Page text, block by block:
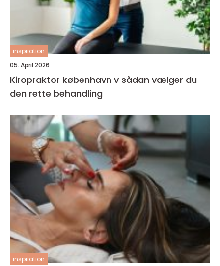
inspiration
05. April 2026
Kiropraktor københavn v sådan vælger du
den rette behandling
inspiration